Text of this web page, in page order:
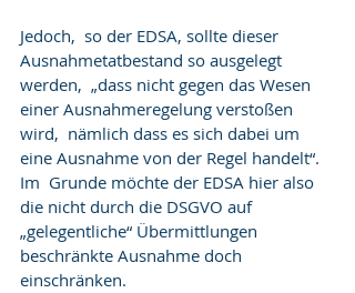
Jedoch,  so der EDSA, sollte dieser
Ausnahmetatbestand so ausgelegt
werden,  „dass nicht gegen das Wesen
einer Ausnahmeregelung verstoßen
wird,  nämlich dass es sich dabei um
eine Ausnahme von der Regel handelt“.
Im  Grunde möchte der EDSA hier also
die nicht durch die DSGVO auf
„gelegentliche“ Übermittlungen
beschränkte Ausnahme doch
einschränken.